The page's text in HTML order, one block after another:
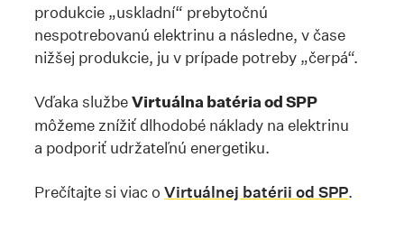
produkcie „uskladní“ prebytočnú
nespotrebovanú elektrinu a následne, v čase
nižšej produkcie, ju v prípade potreby „čerpá“.
Vďaka službeVirtuálna batéria od SPP
môžeme znížiť dlhodobé náklady na elektrinu
a podporiť udržateľnú energetiku.
Prečítajte si viac oVirtuálnej batérii od SPP.